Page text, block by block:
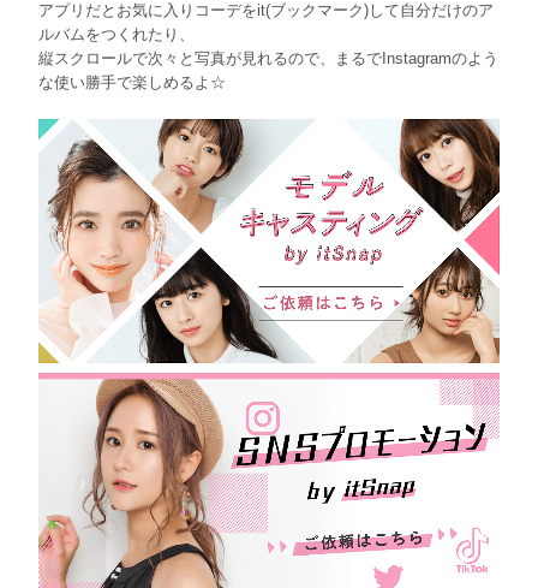
アプリだとお気に入りコーデをit(ブックマーク)して自分だけのア
ルバムをつくれたり、
縦スクロールで次々と写真が見れるので、まるでInstagramのよう
な使い勝手で楽しめるよ☆